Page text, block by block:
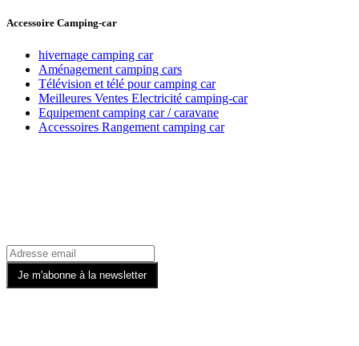
Accessoire Camping-car
hivernage camping car
Aménagement camping cars
Télévision et télé pour camping car
Meilleures Ventes Electricité camping-car
Equipement camping car / caravane
Accessoires Rangement camping car